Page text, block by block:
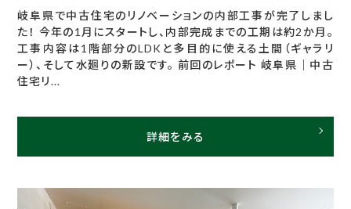
岐阜県で中古住宅のリノベーションの内部工事が完了しまし
た！ 今年の1月にスタートし、内部完成までの工期は約2か月。
工事内容は1階部分のLDKと多目的に使える土間（ギャラリ
ー）、そして水廻りの新設です。 前回のレポート 岐阜県｜中古
住宅リ...
詳細をみる